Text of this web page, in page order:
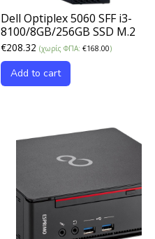
Dell Optiplex 5060 SFF i3-
8100/8GB/256GB SSD M.2
€208.32 (χωρίς ΦΠΑ: €168.00)
Add to cart